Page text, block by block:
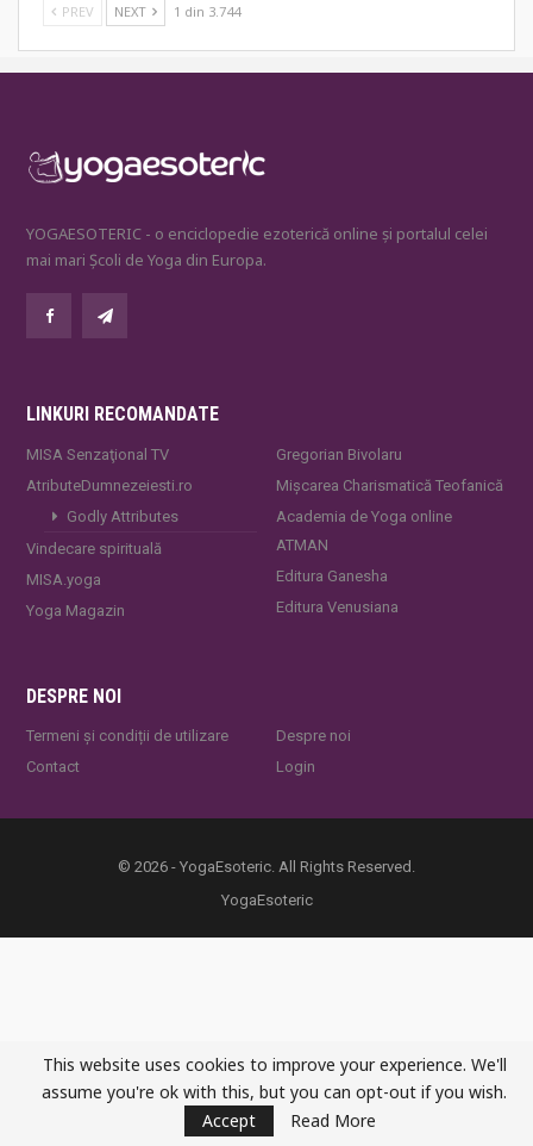
PREV NEXT 1 din 3.744
YOGAESOTERIC - o enciclopedie ezoterică online și portalul celei
mai mari Școli de Yoga din Europa.
LINKURI RECOMANDATE
MISA Senzaţional TV
AtributeDumnezeiesti.ro
Godly Attributes
Vindecare spirituală
MISA.yoga
Yoga Magazin
Gregorian Bivolaru
Mișcarea Charismatică Teofanică
Academia de Yoga online
ATMAN
Editura Ganesha
Editura Venusiana
DESPRE NOI
Termeni și condiții de utilizare
Contact
Despre noi
Login
© 2026 - YogaEsoteric. All Rights Reserved.
YogaEsoteric
This website uses cookies to improve your experience. We'll
assume you're ok with this, but you can opt-out if you wish.
Accept
Read More